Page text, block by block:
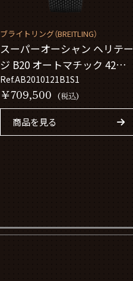
ブライトリング（BREITLING）
スーパーオーシャン ヘリテー
ジ B20 オートマチック 42
AB2010121B1S1
Ref.AB2010121B1S1
￥709,500 (税込)
商品を見る